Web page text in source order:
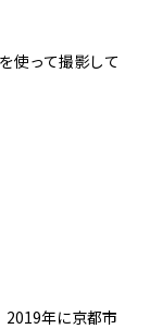
使って撮影して
2019年に京都市